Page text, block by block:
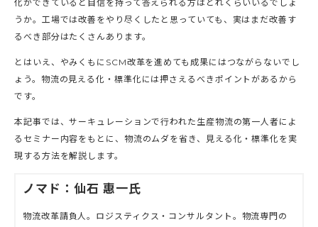
化ができていると自信を持って答えられる方はどれくらいいるでしょ
うか。工場では改善をやり尽くしたと思っていても、実はまだ改善す
るべき部分はたくさんあります。
とはいえ、やみくもにSCM改革を進めても成果にはつながらないでし
ょう。物流の見える化・標準化には押さえるべきポイントがあるから
です。
本記事では、サーキュレーションで行われた生産物流の第一人者によ
るセミナー内容をもとに、物流のムダを省き、見える化・標準化を実
現する方法を解説します。
ノマド：仙石 惠一氏
物流改革請負人。ロジスティクス・コンサルタント。物流専門の